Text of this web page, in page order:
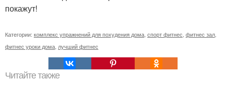
покажут!
Категории: комплекс упражнений для похудения дома спорт фитнес фитнес зал
фитнес уроки дома лучший фитнес
Читайте также